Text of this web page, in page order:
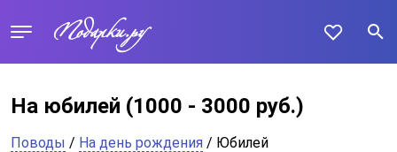
На юбилей (1000 - 3000 руб.)
Поводы / На день рождения / Юбилей